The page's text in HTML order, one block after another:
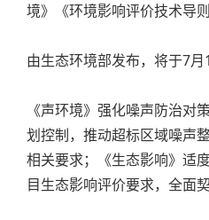
境》《环境影响评价技术导
由生态环境部发布，将于7月
《声环境》强化噪声防治对
划控制，推动超标区域噪声
相关要求；《生态影响》适
目生态影响评价要求，全面